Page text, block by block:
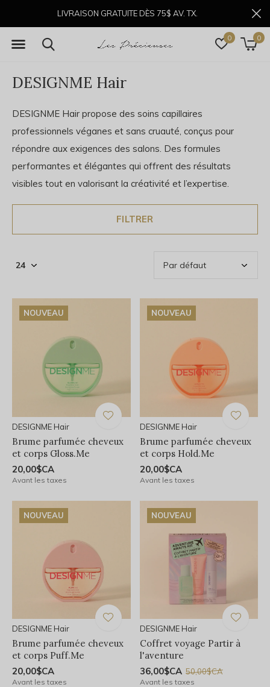
0 0
LIVRAISON GRATUITE DÈS 75$ AV. TX.
DESIGNME Hair
DESIGNME Hair propose des soins capillaires
professionnels véganes et sans cruauté, conçus pour
répondre aux exigences des salons. Des formules
performantes et élégantes qui offrent des résultats
visibles tout en valorisant la créativité et l’expertise.
FILTRER
NOUVEAU
DESIGNME Hair
Brume parfumée cheveux
et corps Gloss.Me
20,00$CA
Avant les taxes
NOUVEAU
DESIGNME Hair
Brume parfumée cheveux
et corps Hold.Me
20,00$CA
Avant les taxes
NOUVEAU
DESIGNME Hair
Brume parfumée cheveux
et corps Puff.Me
20,00$CA
Avant les taxes
NOUVEAU
DESIGNME Hair
Coffret voyage Partir à
l'aventure
36,00$CA 50,00$CA
Avant les taxes